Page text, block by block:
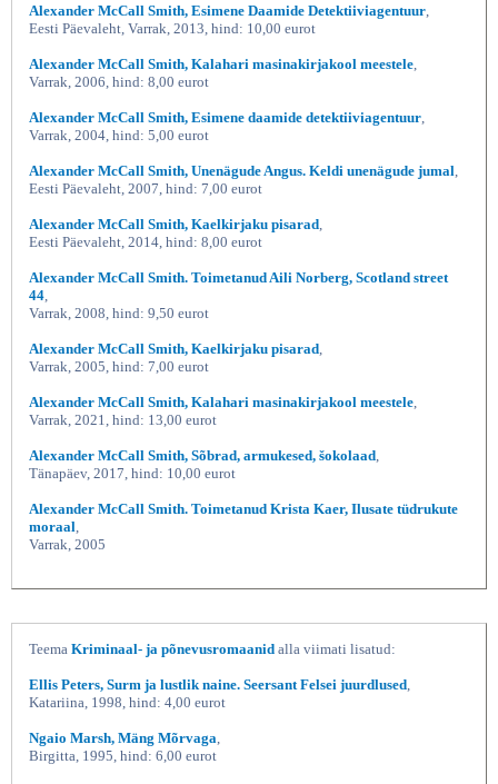
Alexander McCall Smith, Esimene Daamide Detektiiviagentuur
Eesti Päevaleht, Varrak, 2013, hind: 10,00 eurot
Alexander McCall Smith, Kalahari masinakirjakool meestele
Varrak, 2006, hind: 8,00 eurot
Alexander McCall Smith, Esimene daamide detektiiviagentuur
Varrak, 2004, hind: 5,00 eurot
Alexander McCall Smith, Unenägude Angus. Keldi unenägude jumal
Eesti Päevaleht, 2007, hind: 7,00 eurot
Alexander McCall Smith, Kaelkirjaku pisarad
Eesti Päevaleht, 2014, hind: 8,00 eurot
Alexander McCall Smith. Toimetanud Aili Norberg, Scotland street
44
Varrak, 2008, hind: 9,50 eurot
Alexander McCall Smith, Kaelkirjaku pisarad
Varrak, 2005, hind: 7,00 eurot
Alexander McCall Smith, Kalahari masinakirjakool meestele
Varrak, 2021, hind: 13,00 eurot
Alexander McCall Smith, Sõbrad, armukesed, šokolaad
Tänapäev, 2017, hind: 10,00 eurot
Alexander McCall Smith. Toimetanud Krista Kaer, Ilusate tüdrukute
moraal
Varrak, 2005
Teema Kriminaal- ja põnevusromaanid alla viimati lisatud:
Ellis Peters, Surm ja lustlik naine. Seersant Felsei juurdlused
Katariina, 1998, hind: 4,00 eurot
Ngaio Marsh, Mäng Mõrvaga
Birgitta, 1995, hind: 6,00 eurot